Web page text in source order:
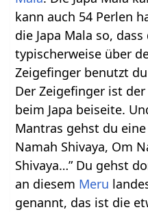
kann auch 54 Perlen
die Japa Mala so,
typischerweise über
Zeigefinger benutzt
Der Zeigefinger ist
beim Japa beiseite.
Mantras gehst du
Namah Shivaya, Om
Shivaya…” Du gehst
an diesem Meru
genannt, das ist die